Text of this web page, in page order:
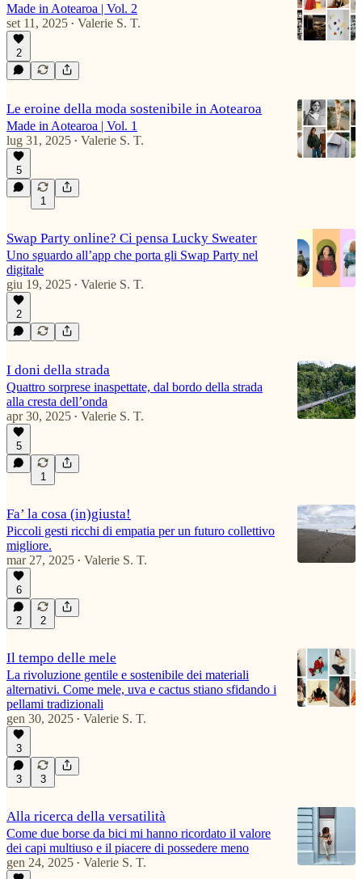
Made in Aotearoa | Vol. 2
set 11, 2025 • Valerie S. T.
2
Le eroine della moda sostenibile in Aotearoa
Made in Aotearoa | Vol. 1
lug 31, 2025 • Valerie S. T.
5
1
Swap Party online? Ci pensa Lucky Sweater
Uno sguardo all’app che porta gli Swap Party nel
digitale
giu 19, 2025 • Valerie S. T.
2
I doni della strada
Quattro sorprese inaspettate, dal bordo della strada
alla cresta dell’onda
apr 30, 2025 • Valerie S. T.
5
1
Fa’ la cosa (in)giusta!
Piccoli gesti ricchi di empatia per un futuro collettivo
migliore.
mar 27, 2025 • Valerie S. T.
6
2 2
Il tempo delle mele
La rivoluzione gentile e sostenibile dei materiali
alternativi. Come mele, uva e cactus stiano sfidando i
pellami tradizionali
gen 30, 2025 • Valerie S. T.
3
3 3
Alla ricerca della versatilità
Come due borse da bici mi hanno ricordato il valore
dei capi multiuso e il piacere di possedere meno
gen 24, 2025 • Valerie S. T.